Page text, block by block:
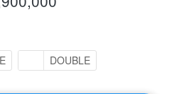
DOUBLE